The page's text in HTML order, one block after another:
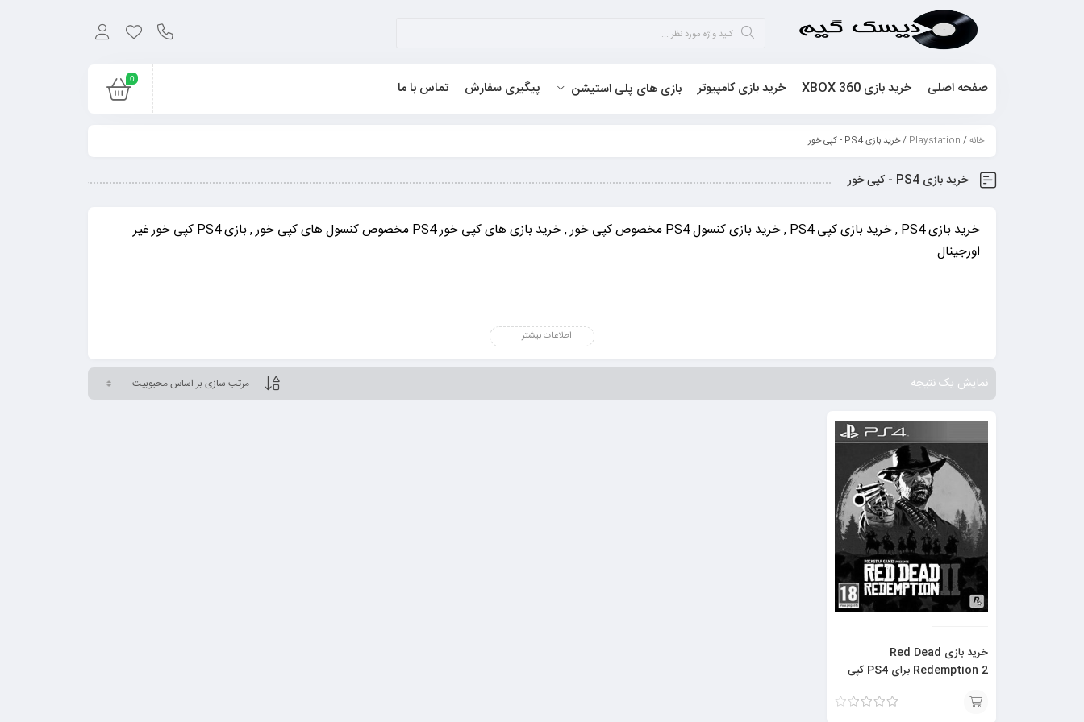
0 صفحه اصلی خرید بازی XBOX 360 خرید بازی کامپیوتر بازی های پلی استیشن پیگیری سفارش تماس با ما
خانه/
Playstation / خرید بازی PS4 - کپی خور
خرید بازی PS4 - کپی خور
خرید بازی PS4 , خرید بازی کپی PS4 , خرید بازی کنسول PS4 مخصوص کپی خور , خرید بازی های کپی خور PS4 مخصوص کنسول های کپی خور , بازی PS4 کپی خور غیر
اورجینال
اطلاعات بیشتر ...
نمایش یک نتیجه
خرید بازی Red Dead
Redemption 2 برای PS4 کپی